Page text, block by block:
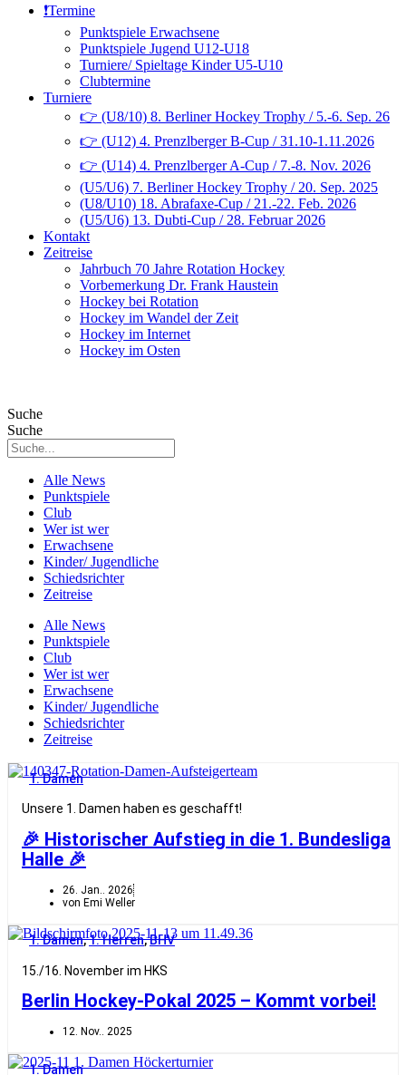
❗️Termine
Punktspiele Erwachsene
Punktspiele Jugend U12-U18
Turniere/ Spieltage Kinder U5-U10
Clubtermine
Turniere
👉 (U8/10) 8. Berliner Hockey Trophy / 5.-6. Sep. 26
👉 (U12) 4. Prenzlberger B-Cup / 31.10-1.11.2026
👉 (U14) 4. Prenzlberger A-Cup / 7.-8. Nov. 2026
(U5/U6) 7. Berliner Hockey Trophy / 20. Sep. 2025
(U8/U10) 18. Abrafaxe-Cup / 21.-22. Feb. 2026
(U5/U6) 13. Dubti-Cup / 28. Februar 2026
Kontakt
Zeitreise
Jahrbuch 70 Jahre Rotation Hockey
Vorbemerkung Dr. Frank Haustein
Hockey bei Rotation
Hockey im Wandel der Zeit
Hockey im Internet
Hockey im Osten
Suche
Suche
Alle News
Punktspiele
Club
Wer ist wer
Erwachsene
Kinder/ Jugendliche
Schiedsrichter
Zeitreise
Alle News
Punktspiele
Club
Wer ist wer
Erwachsene
Kinder/ Jugendliche
Schiedsrichter
Zeitreise
1. Damen
Unsere 1. Damen haben es geschafft!
🎉 Historischer Aufstieg in die 1. Bundesliga
Halle 🎉
26. Jan.. 2026
von Emi Weller
1. Damen,1. Herren,BHV
15./16. November im HKS
Berlin Hockey-Pokal 2025 – Kommt vorbei!
12. Nov.. 2025
1. Damen